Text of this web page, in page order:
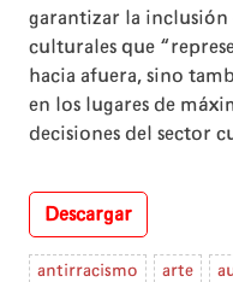
garantizar la inclusión
culturales que
hacia afuera, sino
en los lugares de
decisiones del sector
Descargar
antirracismo arte